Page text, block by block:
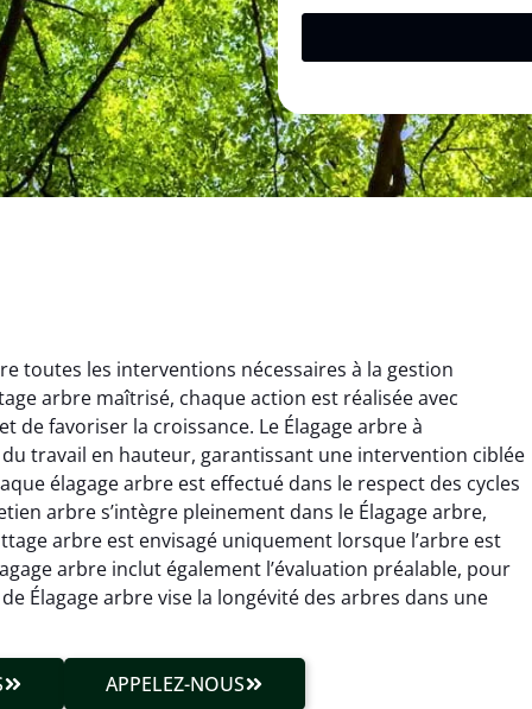
toutes les interventions nécessaires à la gestion
arbre maîtrisé, chaque action est réalisée avec
de favoriser la croissance. Le Élagage arbre à
travail en hauteur, garantissant une intervention ciblée
élagage arbre est effectué dans le respect des cycles
arbre s’intègre pleinement dans le Élagage arbre,
arbre est envisagé uniquement lorsque l’arbre est
arbre inclut également l’évaluation préalable, pour
Élagage arbre vise la longévité des arbres dans une
APPELEZ-NOUS
Roussel
2025
compliquées. Le
est exactement
Julien Caradec
18 juin 2025
Intervention sécurisée,